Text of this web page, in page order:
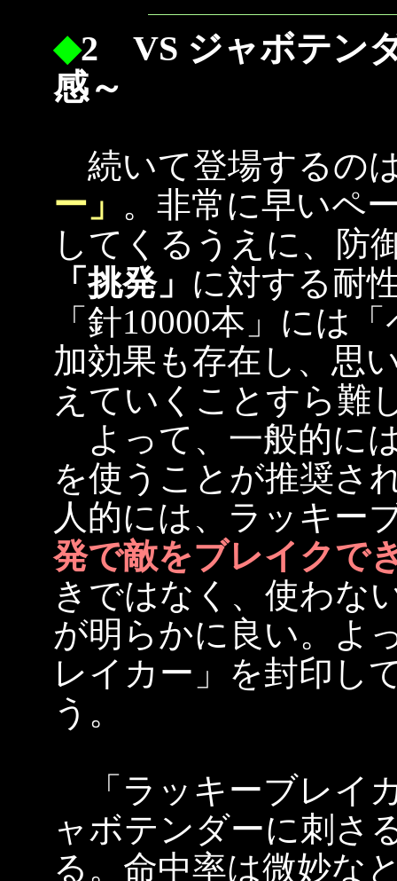
◆2 VS ジャボテン
感～
続いて登場するの
ー」 。非常に早いペ
してくるうえに、防
「挑発」 に対する耐
「針10000本」には
加効果も存在し、思
えていくことすら難
よって、一般的に
を使うことが推奨さ
人的には、ラッキー
発で敵をブレイクで
きではなく、使わな
が明らかに良い。よ
レイカー」を封印し
う。
「ラッキーブレイ
ャボテンダーに刺さ
る。命中率は微妙な